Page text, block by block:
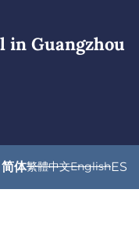
in Guangzhou
简体繁體中文EnglishES